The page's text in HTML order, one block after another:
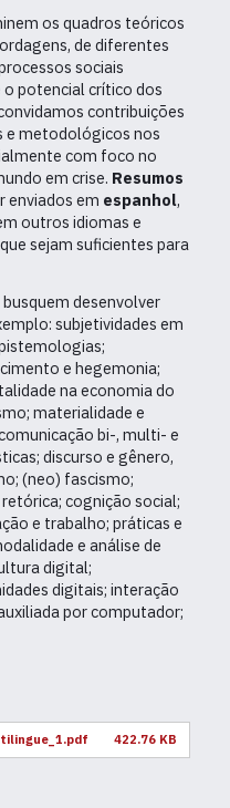
os quadros teóricos
de diferentes
sociais
potencial crítico dos
contribuições
e metodológicos nos
com foco no
em crise. Resumos
enviados em espanhol,
outros idiomas e
sejam suficientes para
desenvolver
subjetividades em
e hegemonia;
na economia do
materialidade e
bi-, multi- e
discurso e gênero,
(neo) fascismo;
cognição social;
e trabalho; práticas e
e análise de
digital;
digitais; interação
por computador;
422.76 KB